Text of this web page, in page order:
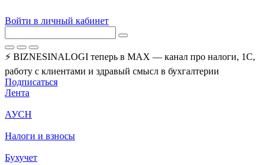
Войти в личный кабинет
⚡ BIZNESINALOGI теперь в MAX — канал про налоги, 1С,
работу с клиентами и здравый смысл в бухгалтерии
Подписаться
Лента
АУСН
Налоги и взносы
Бухучет